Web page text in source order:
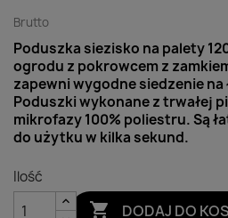
Brutto
Poduszka siezisko na palety
ogrodu z pokrowcem z
zapewni wygodne siedzenie
Poduszki wykonane z trwałej
mikrofazy 100% poliestru. Są
do użytku w kilka sekund.
Ilość
 DODAJ DO